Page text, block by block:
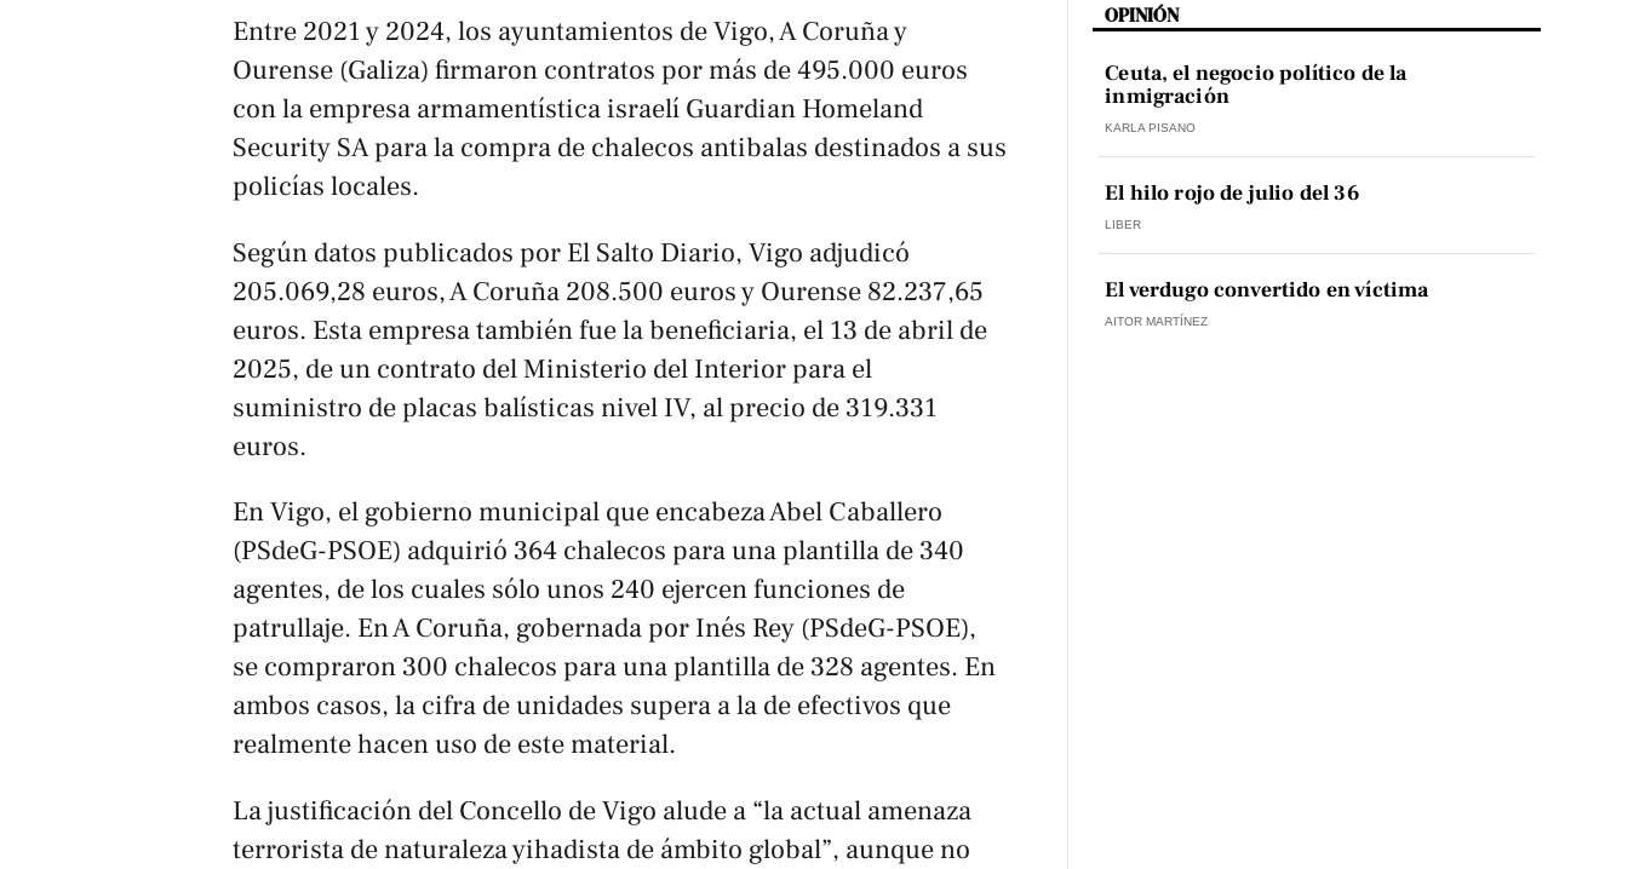
Entre 2021 y 2024, los ayuntamientos de Vigo, A Coruña y
Ourense (Galiza) firmaron contratos por más de 495.000 euros
con la empresa armamentística israelí Guardian Homeland
Security SA para la compra de chalecos antibalas destinados a sus
policías locales.
Según datos publicados por El Salto Diario, Vigo adjudicó
205.069,28 euros, A Coruña 208.500 euros y Ourense 82.237,65
euros. Esta empresa también fue la beneficiaria, el 13 de abril de
2025, de un contrato del Ministerio del Interior para el
suministro de placas balísticas nivel IV, al precio de 319.331
euros.
En Vigo, el gobierno municipal que encabeza Abel Caballero
(PSdeG-PSOE) adquirió 364 chalecos para una plantilla de 340
agentes, de los cuales sólo unos 240 ejercen funciones de
patrullaje. En A Coruña, gobernada por Inés Rey (PSdeG-PSOE),
se compraron 300 chalecos para una plantilla de 328 agentes. En
ambos casos, la cifra de unidades supera a la de efectivos que
realmente hacen uso de este material.
La justificación del Concello de Vigo alude a “la actual amenaza
terrorista de naturaleza yihadista de ámbito global”, aunque no
OPINIÓN
Ceuta, el negocio político de la
inmigración
KARLA PISANO
El hilo rojo de julio del 36
LIBER
El verdugo convertido en víctima
AITOR MARTÍNEZ